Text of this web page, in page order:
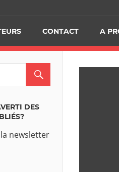
CONTACT A
DES
newsletter